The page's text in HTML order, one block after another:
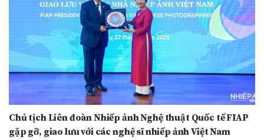
Chủ tịch Liên đoàn Nhiếp ảnh Nghệ thuật Quốc tế FIAP
gặp gỡ, giao lưu với các nghệ sĩ nhiếp ảnh Việt Nam